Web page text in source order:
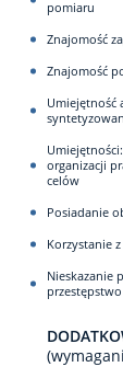
pomiaru
Znajomość
Znajomość
Umiejętność
organizacji
celów
Posiadanie
Korzystanie
Nieskazanie